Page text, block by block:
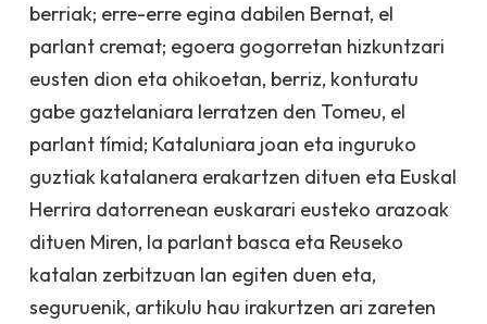
berriak; erre-erre egina dabilen Bernat, el
parlant cremat; egoera gogorretan hizkuntzari
eusten dion eta ohikoetan, berriz, konturatu
gabe gaztelaniara lerratzen den Tomeu, el
parlant tímid; Kataluniara joan eta inguruko
guztiak katalanera erakartzen dituen eta Euskal
Herrira datorrenean euskarari eusteko arazoak
dituen Miren, la parlant basca eta Reuseko
katalan zerbitzuan lan egiten duen eta,
seguruenik, artikulu hau irakurtzen ari zareten